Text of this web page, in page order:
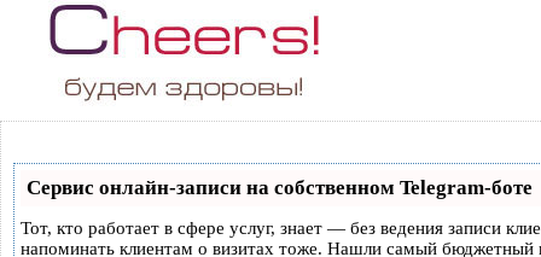
Сервис онлайн-записи на собственном Telegram-боте
Тот, кто работает в сфере услуг, знает — без ведения записи
напоминать клиентам о визитах тоже. Нашли самый